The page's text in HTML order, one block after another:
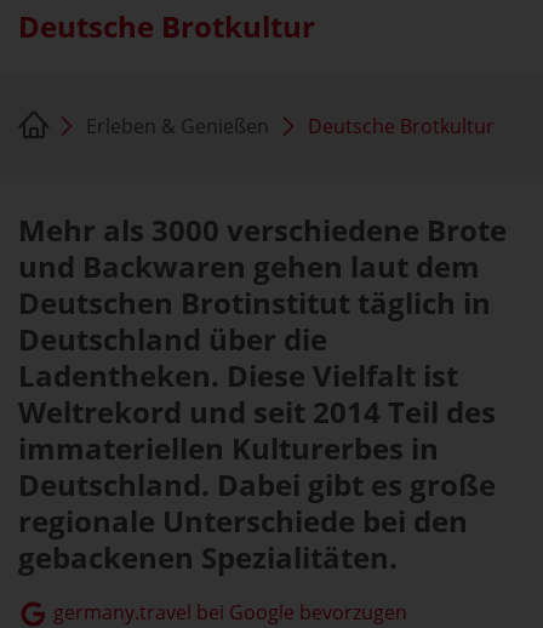
Deutsche Brotkultur
Erleben & Genießen Deutsche Brotkultur
Mehr als 3000 verschiedene Brote
und Backwaren gehen laut dem
Deutschen Brotinstitut täglich in
Deutschland über die
Ladentheken. Diese Vielfalt ist
Weltrekord und seit 2014 Teil des
immateriellen Kulturerbes in
Deutschland. Dabei gibt es große
regionale Unterschiede bei den
gebackenen Spezialitäten.
germany.travel bei Google bevorzugen